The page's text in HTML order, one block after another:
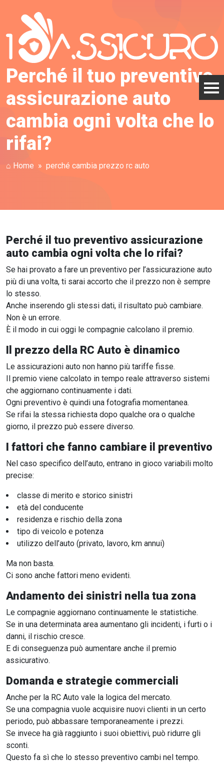
Perché il tuo preventivo
assicurazione auto
cambia ogni volta che lo
rifai?
⌂ Home perché cambia prezzo rc auto
Perché il tuo preventivo assicurazione
auto cambia ogni volta che lo rifai?
Se hai provato a fare un preventivo per l’assicurazione auto
più di una volta, ti sarai accorto che il prezzo non è sempre
lo stesso.
Anche inserendo gli stessi dati, il risultato può cambiare.
Non è un errore.
È il modo in cui oggi le compagnie calcolano il premio.
Il prezzo della RC Auto è dinamico
Le assicurazioni auto non hanno più tariffe fisse.
Il premio viene calcolato in tempo reale attraverso sistemi
che aggiornano continuamente i dati.
Ogni preventivo è quindi una fotografia momentanea.
Se rifai la stessa richiesta dopo qualche ora o qualche
giorno, il prezzo può essere diverso.
I fattori che fanno cambiare il preventivo
Nel caso specifico dell’auto, entrano in gioco variabili molto
precise:
classe di merito e storico sinistri
età del conducente
residenza e rischio della zona
tipo di veicolo e potenza
utilizzo dell’auto (privato, lavoro, km annui)
Ma non basta.
Ci sono anche fattori meno evidenti.
Andamento dei sinistri nella tua zona
Le compagnie aggiornano continuamente le statistiche.
Se in una determinata area aumentano gli incidenti, i furti o i
danni, il rischio cresce.
E di conseguenza può aumentare anche il premio
assicurativo.
Domanda e strategie commerciali
Anche per la RC Auto vale la logica del mercato.
Se una compagnia vuole acquisire nuovi clienti in un certo
periodo, può abbassare temporaneamente i prezzi.
Se invece ha già raggiunto i suoi obiettivi, può ridurre gli
sconti.
Questo fa sì che lo stesso preventivo cambi nel tempo.